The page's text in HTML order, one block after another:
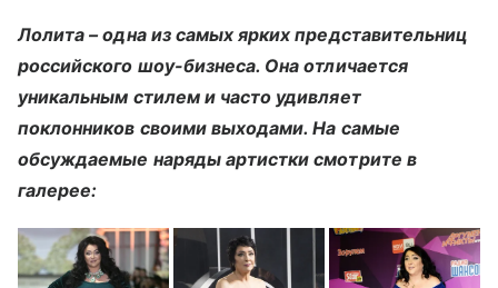
Лолита – одна из самых ярких представительниц
российского шоу-бизнеса. Она отличается
уникальным стилем и часто удивляет
поклонников своими выходами. На самые
обсуждаемые наряды артистки смотрите в
галерее: